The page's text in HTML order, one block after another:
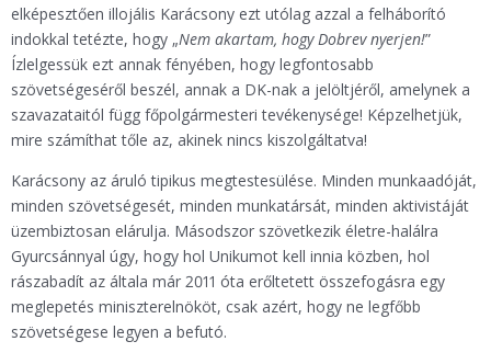
elképesztően illojális Karácsony ezt utólag azzal a felháborító
indokkal tetézte, hogy „Nem akartam, hogy Dobrev nyerjen!”
Ízlelgessük ezt annak fényében, hogy legfontosabb
szövetségeséről beszél, annak a DK-nak a jelöltjéről, amelynek a
szavazataitól függ főpolgármesteri tevékenysége! Képzelhetjük,
mire számíthat tőle az, akinek nincs kiszolgáltatva!
Karácsony az áruló tipikus megtestesülése. Minden munkaadóját,
minden szövetségesét, minden munkatársát, minden aktivistáját
üzembiztosan elárulja. Másodszor szövetkezik életre-halálra
Gyurcsánnyal úgy, hogy hol Unikumot kell innia közben, hol
rászabadít az általa már 2011 óta erőltetett összefogásra egy
meglepetés miniszterelnököt, csak azért, hogy ne legfőbb
szövetségese legyen a befutó.